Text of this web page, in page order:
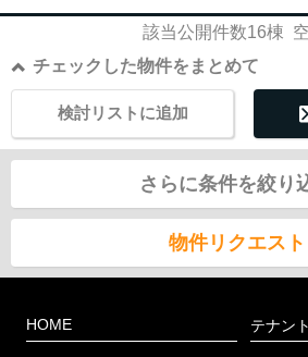
該当公開件数16棟
チェックした物件をまとめて
検討リストに追加
さらに条件を絞り
物件リクエスト
HOME テナン